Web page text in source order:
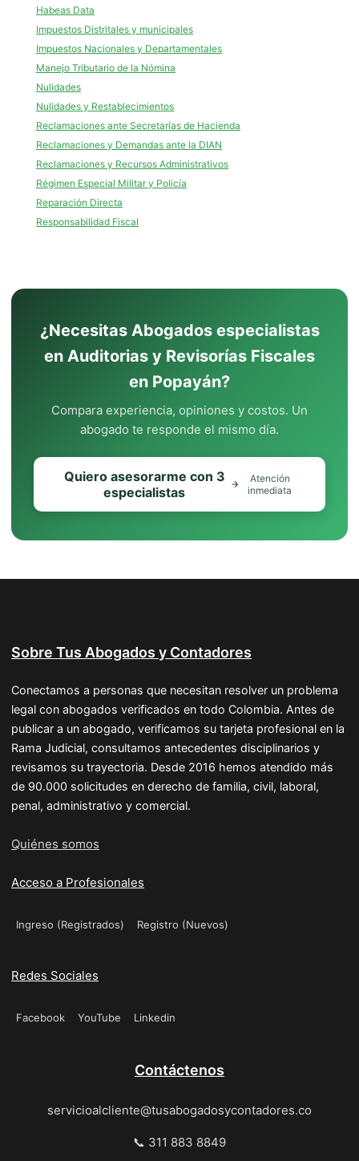
Habeas Data
Impuestos Distritales y municipales
Impuestos Nacionales y Departamentales
Manejo Tributario de la Nómina
Nulidades
Nulidades y Restablecimientos
Reclamaciones ante Secretarías de Hacienda
Reclamaciones y Demandas ante la DIAN
Reclamaciones y Recursos Administrativos
Régimen Especial Militar y Policía
Reparación Directa
Responsabilidad Fiscal
¿Necesitas Abogados especialistas
en Auditorias y Revisorías Fiscales
en Popayán?
Compara experiencia, opiniones y costos. Un
abogado te responde el mismo día.
Quiero asesorarme con 3
especialistas
Atención
inmediata
Sobre Tus Abogados y Contadores
Conectamos a personas que necesitan resolver un problema
legal con abogados verificados en todo Colombia. Antes de
publicar a un abogado, verificamos su tarjeta profesional en la
Rama Judicial, consultamos antecedentes disciplinarios y
revisamos su trayectoria. Desde 2016 hemos atendido más
de 90.000 solicitudes en derecho de familia, civil, laboral,
penal, administrativo y comercial.
Quiénes somos
Acceso a Profesionales
Ingreso (Registrados) Registro (Nuevos)
Redes Sociales
Facebook YouTube Linkedin
Contáctenos
servicioalcliente@tusabogadosycontadores.co
📞 311 883 8849